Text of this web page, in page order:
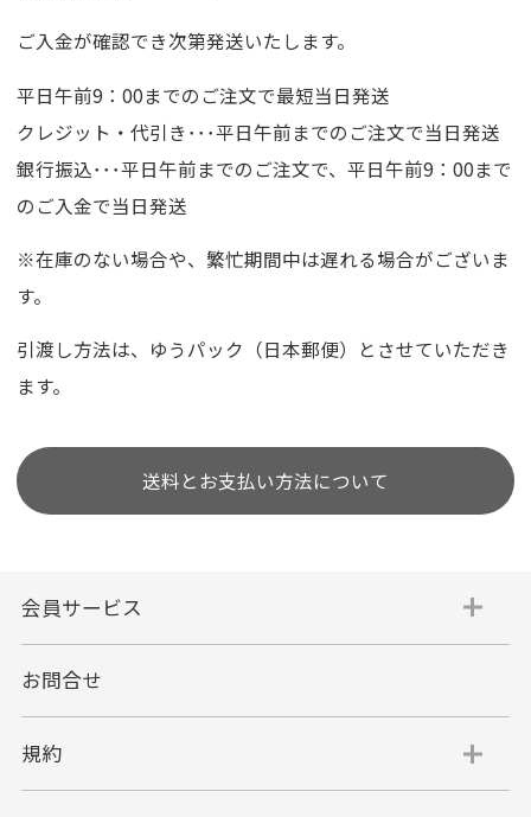
ご入金が確認でき次第発送いたします。
平日午前9：00までのご注文で最短当日発送
クレジット・代引き･･･平日午前までのご注文で当日発送
銀行振込･･･平日午前までのご注文で、平日午前9：00まで
のご入金で当日発送
※在庫のない場合や、繁忙期間中は遅れる場合がございま
す。
引渡し方法は、ゆうパック（日本郵便）とさせていただき
ます。
送料とお支払い方法について
会員サービス
お問合せ
規約